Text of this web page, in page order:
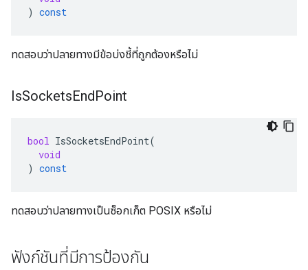
) const
ทดสอบว่าปลายทางมีข้อบ่งชี้ที่ถูกต้องหรือไม่
IsSocketsEndPoint
bool IsSocketsEndPoint(
void
) const
ทดสอบว่าปลายทางเป็นซ็อกเก็ต POSIX หรือไม่
ฟังก์ชันที่มีการป้องกัน